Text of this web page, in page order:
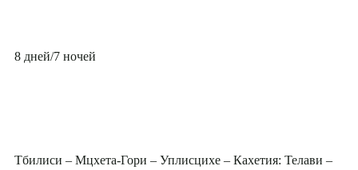
8 дней/7 ночей
Тбилиси – Мцхета-Гори – Уплисцихе – Кахетия: Телави –